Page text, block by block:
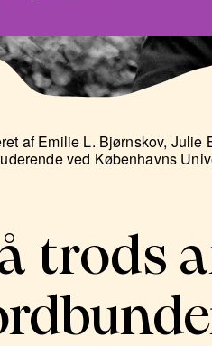
af Emilie L. Bjørnskov, Julie
ved Københavns
trods